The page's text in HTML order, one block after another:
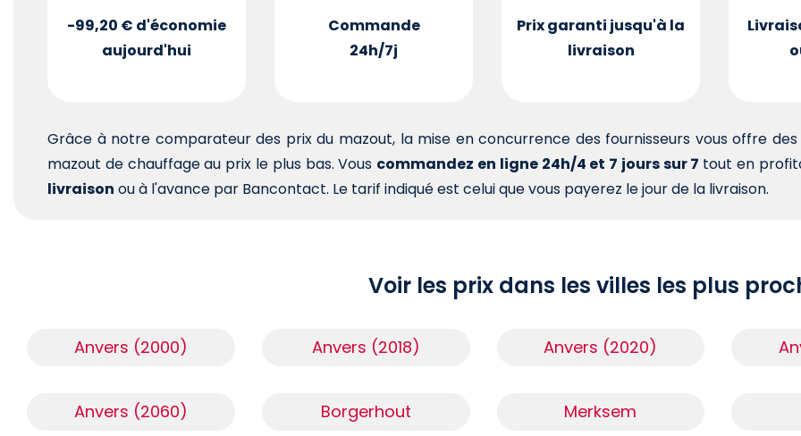
-99,20 € d'économie
aujourd'hui
Commande
24h/7j
Prix garanti jusqu'à la
livraison
Grâce à notre comparateur des prix du mazout, la mise en concurrence des fournisseurs vous offre
mazout de chauffage au prix le plus bas. Vous commandez en ligne 24h/4 et 7 jours sur 7 tout en
livraison ou à l'avance par Bancontact. Le tarif indiqué est celui que vous payerez le jour de la livraison.
Voir les prix dans les villes les plus
Anvers (2000) Anvers (2018) Anvers (2020)
Anvers (2060) Borgerhout Merksem